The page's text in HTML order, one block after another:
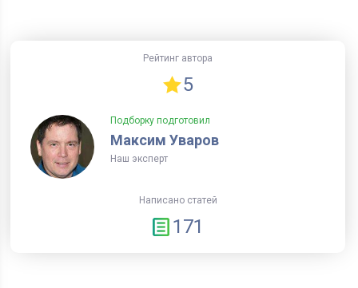
Рейтинг автора
5
Подборку подготовил
Максим Уваров
Наш эксперт
Написано статей
171